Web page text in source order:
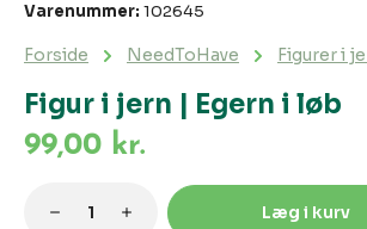
Figur i jern | Egern i løb
Forside NeedToHave Figurer i
Varenummer: 102645
99,00 kr.
Produktmængde: Læg i kurv